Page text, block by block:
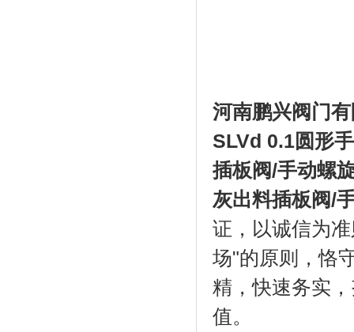
河南鹏兴阀门
SLVd 0.1圆形
插板阀/手动螺
灰出料插板阀/
证，以诚信为
场"的原则，恪
精，快速务实
值。